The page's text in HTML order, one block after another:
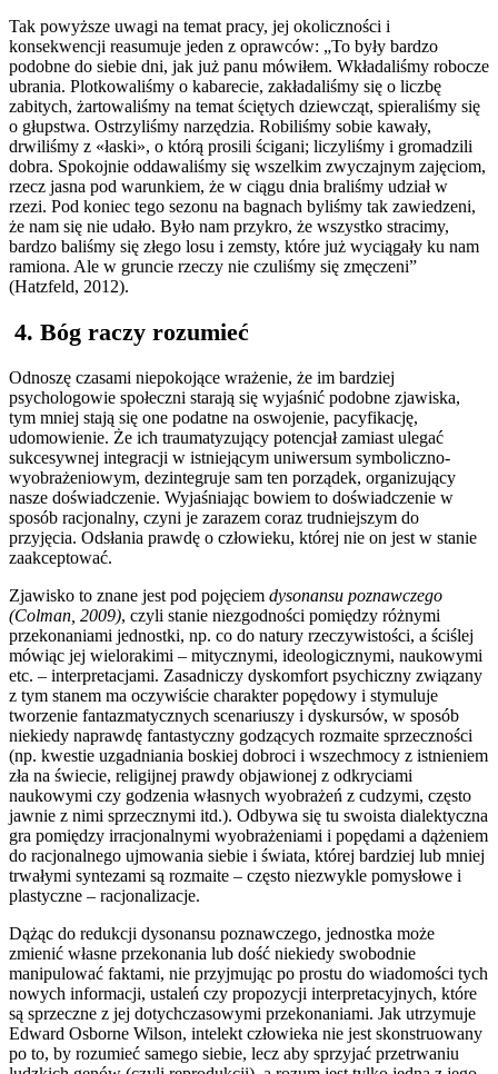
Tak powyższe uwagi na temat pracy, jej okoliczności i
konsekwencji reasumuje jeden z oprawców: „To były bardzo
podobne do siebie dni, jak już panu mówiłem. Wkładaliśmy robocze
ubrania. Plotkowaliśmy o kabarecie, zakładaliśmy się o liczbę
zabitych, żartowaliśmy na temat ściętych dziewcząt, spieraliśmy się
o głupstwa. Ostrzyliśmy narzędzia. Robiliśmy sobie kawały,
drwiliśmy z «łaski», o którą prosili ścigani; liczyliśmy i gromadzili
dobra. Spokojnie oddawaliśmy się wszelkim zwyczajnym zajęciom,
rzecz jasna pod warunkiem, że w ciągu dnia braliśmy udział w
rzezi. Pod koniec tego sezonu na bagnach byliśmy tak zawiedzeni,
że nam się nie udało. Było nam przykro, że wszystko stracimy,
bardzo baliśmy się złego losu i zemsty, które już wyciągały ku nam
ramiona. Ale w gruncie rzeczy nie czuliśmy się zmęczeni”
(Hatzfeld, 2012).
4. Bóg raczy rozumieć
Odnoszę czasami niepokojące wrażenie, że im bardziej
psychologowie społeczni starają się wyjaśnić podobne zjawiska,
tym mniej stają się one podatne na oswojenie, pacyfikację,
udomowienie. Że ich traumatyzujący potencjał zamiast ulegać
sukcesywnej integracji w istniejącym uniwersum symboliczno-
wyobrażeniowym, dezintegruje sam ten porządek, organizujący
nasze doświadczenie. Wyjaśniając bowiem to doświadczenie w
sposób racjonalny, czyni je zarazem coraz trudniejszym do
przyjęcia. Odsłania prawdę o człowieku, której nie on jest w stanie
zaakceptować.
Zjawisko to znane jest pod pojęciem dysonansu poznawczego
(Colman, 2009), czyli stanie niezgodności pomiędzy różnymi
przekonaniami jednostki, np. co do natury rzeczywistości, a ściślej
mówiąc jej wielorakimi – mitycznymi, ideologicznymi, naukowymi
etc. – interpretacjami. Zasadniczy dyskomfort psychiczny związany
z tym stanem ma oczywiście charakter popędowy i stymuluje
tworzenie fantazmatycznych scenariuszy i dyskursów, w sposób
niekiedy naprawdę fantastyczny godzących rozmaite sprzeczności
(np. kwestie uzgadniania boskiej dobroci i wszechmocy z istnieniem
zła na świecie, religijnej prawdy objawionej z odkryciami
naukowymi czy godzenia własnych wyobrażeń z cudzymi, często
jawnie z nimi sprzecznymi itd.). Odbywa się tu swoista dialektyczna
gra pomiędzy irracjonalnymi wyobrażeniami i popędami a dążeniem
do racjonalnego ujmowania siebie i świata, której bardziej lub mniej
trwałymi syntezami są rozmaite – często niezwykle pomysłowe i
plastyczne – racjonalizacje.
Dążąc do redukcji dysonansu poznawczego, jednostka może
zmienić własne przekonania lub dość niekiedy swobodnie
manipulować faktami, nie przyjmując po prostu do wiadomości tych
nowych informacji, ustaleń czy propozycji interpretacyjnych, które
są sprzeczne z jej dotychczasowymi przekonaniami. Jak utrzymuje
Edward Osborne Wilson, intelekt człowieka nie jest skonstruowany
po to, by rozumieć samego siebie, lecz aby sprzyjać przetrwaniu